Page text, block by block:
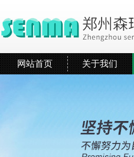
网站首页 关于我们